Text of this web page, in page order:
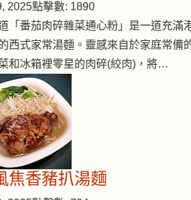
2025點擊數: 1890
「番茄肉碎雜菜通心粉」是一道充滿
西式家常湯麵。靈感來自於家庭常備
和冰箱裡零星的肉碎(絞肉)，將…
焦香豬扒湯麵